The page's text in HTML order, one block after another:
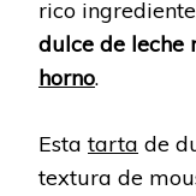
rico
dulce de
horno.
Estatarta de
textura de